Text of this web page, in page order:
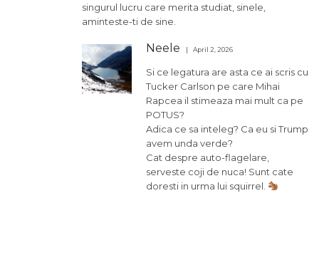
singurul lucru care merita studiat, sinele,
aminteste-ti de sine.
Neele April 2, 2026
Si ce legatura are asta ce ai scris cu
Tucker Carlson pe care Mihai
Rapcea il stimeaza mai mult ca pe
POTUS?
Adica ce sa inteleg? Ca eu si Trump
avem unda verde?
Cat despre auto-flagelare,
serveste coji de nuca! Sunt cate
doresti in urma lui squirrel.